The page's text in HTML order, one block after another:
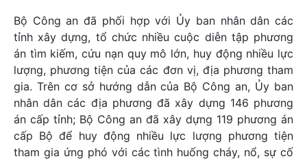
Bộ Công an đã phối hợp với Ủy ban nhân dân các
tỉnh xây dựng, tổ chức nhiều cuộc diễn tập phương
án tìm kiếm, cứu nạn quy mô lớn, huy động nhiều lực
lượng, phương tiện của các đơn vị, địa phương tham
gia. Trên cơ sở hướng dẫn của Bộ Công an, Ủy ban
nhân dân các địa phương đã xây dựng 146 phương
án cấp tỉnh; Bộ Công an đã xây dựng 119 phương án
cấp Bộ để huy động nhiều lực lượng phương tiện
tham gia ứng phó với các tình huống cháy, nổ, sự cố